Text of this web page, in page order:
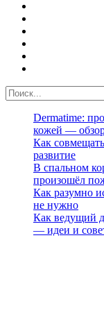
Dermatime:
кожей —
Как
развитие
В спальном
произошёл
Как разумно
не нужно
Как ведущий
— идеи и